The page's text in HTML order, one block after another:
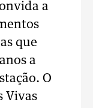
a
que
a
O
Vivas